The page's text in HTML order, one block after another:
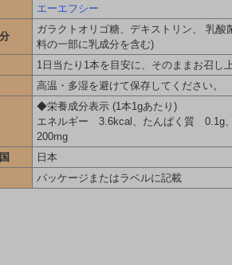
エーエフシー
ガラクトオリゴ糖、デキストリン、 乳
料の一部に乳成分を含む)
1日当たり1本を目安に、そのままお召し
高温・多湿を避けて保存してください。
◆栄養成分表示 (1本1gあたり)
エネルギー 3.6kcal、たんぱく質 0.1g
200mg
日本
パッケージまたはラベルに記載